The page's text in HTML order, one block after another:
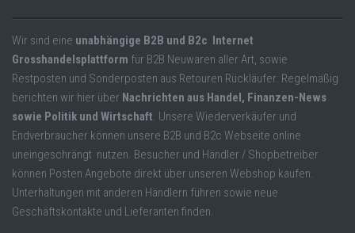
Wir sind eine unabhängige B2B und B2c Internet
Grosshandelsplattform für B2B Neuwaren aller Art, sowie
Restposten und Sonderposten aus Retouren Rückläufer. Regelmäßig
berichten wir hier über Nachrichten aus Handel, Finanzen-News
sowie Politik und Wirtschaft. Unsere Wiederverkäufer und
Endverbraucher können unsere B2B und B2c Webseite online
uneingeschrängt nutzen. Besucher und Händler / Shopbetreiber
können Posten Angebote direkt über unseren Webshop kaufen.
Unterhaltungen mit anderen Händlern führen sowie neue
Geschäftskontakte und Lieferanten finden.